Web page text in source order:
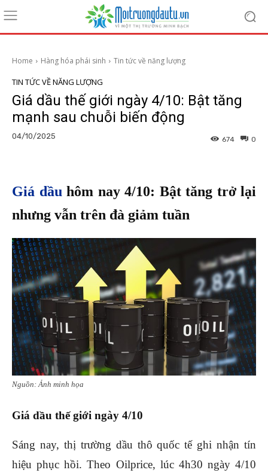
Home Hàng hóa phái sinh Tin tức về năng lượng
TIN TỨC VỀ NĂNG LƯỢNG
Giá dầu thế giới ngày 4/10: Bật tăng
mạnh sau chuỗi biến động
04/10/2025 0
674
Giá dầu hôm nay 4/10: Bật tăng trở lại
nhưng vẫn trên đà giảm tuần
Nguồn: Ảnh minh họa
Giá dầu thế giới ngày 4/10
Sáng nay, thị trường dầu thô quốc tế ghi nhận tín
hiệu phục hồi. Theo Oilprice, lúc 4h30 ngày 4/10